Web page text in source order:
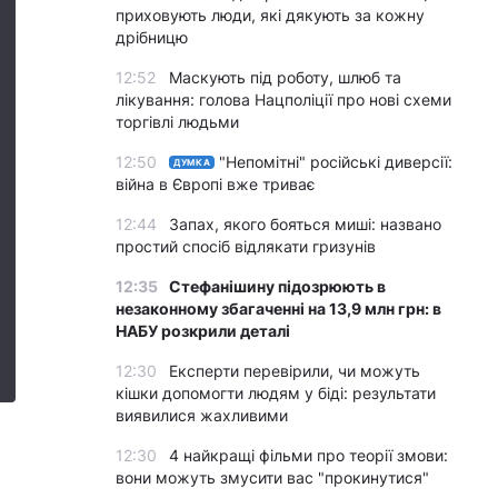
приховують люди, які дякують за кожну
дрібницю
12:52
Маскують під роботу, шлюб та
лікування: голова Нацполіції про нові схеми
торгівлі людьми
12:50 ДУМКА
"Непомітні" російські диверсії:
війна в Європі вже триває
12:44
Запах, якого бояться миші: названо
простий спосіб відлякати гризунів
12:35 Стефанішину підозрюють в
незаконному збагаченні на 13,9 млн грн: в
НАБУ розкрили деталі
12:30
Експерти перевірили, чи можуть
кішки допомогти людям у біді: результати
виявилися жахливими
12:30
4 найкращі фільми про теорії змови:
вони можуть змусити вас "прокинутися"